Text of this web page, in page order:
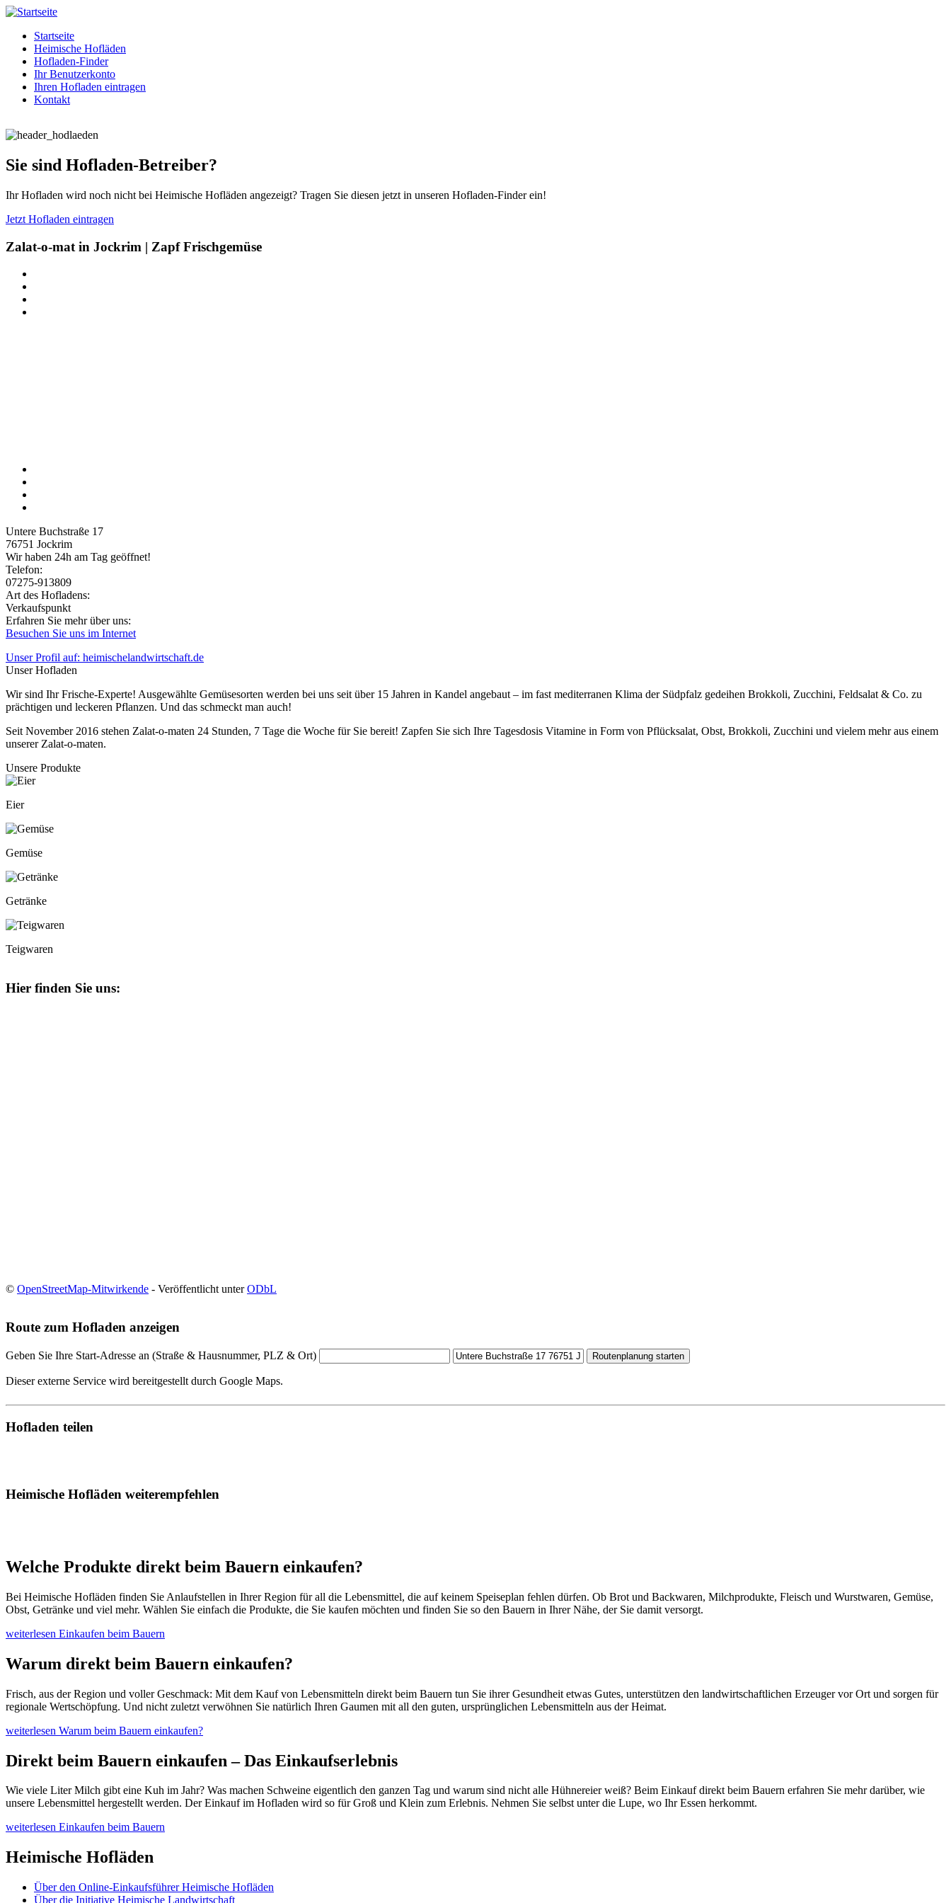
Startseite
Heimische Hofläden
Hofladen-Finder
Ihr Benutzerkonto
Ihren Hofladen eintragen
Kontakt
Sie sind Hofladen-Betreiber?
Ihr Hofladen wird noch nicht bei Heimische Hofläden angezeigt? Tragen Sie diesen jetzt in unseren Hofladen-Finder ein!
Jetzt Hofladen eintragen
Zalat-o-mat in Jockrim | Zapf Frischgemüse
Untere Buchstraße 17
76751 Jockrim
Wir haben 24h am Tag geöffnet!
Telefon:
07275-913809
Art des Hofladens:
Verkaufspunkt
Erfahren Sie mehr über uns:
Besuchen Sie uns im Internet
Unser Profil auf: heimischelandwirtschaft.de
Unser Hofladen
Wir sind Ihr Frische-Experte! Ausgewählte Gemüsesorten werden bei uns seit über 15 Jahren in Kandel angebaut – im fast mediterranen Klima der Südpfalz gedeihen Brokkoli, Zucchini, Feldsalat & Co. zu
prächtigen und leckeren Pflanzen. Und das schmeckt man auch!
Seit November 2016 stehen Zalat-o-maten 24 Stunden, 7 Tage die Woche für Sie bereit! Zapfen Sie sich Ihre Tagesdosis Vitamine in Form von Pflücksalat, Obst, Brokkoli, Zucchini und vielem mehr aus einem
unserer Zalat-o-maten.
Unsere Produkte
Eier
Gemüse
Getränke
Teigwaren
Hier finden Sie uns:
© OpenStreetMap-Mitwirkende - Veröffentlicht unterODbL
Route zum Hofladen anzeigen
Geben Sie Ihre Start-Adresse an (Straße & Hausnummer, PLZ & Ort) Routenplanung starten
Dieser externe Service wird bereitgestellt durch Google Maps.
Hofladen teilen
Heimische Hofläden weiterempfehlen
Welche Produkte direkt beim Bauern einkaufen?
Bei Heimische Hofläden finden Sie Anlaufstellen in Ihrer Region für all die Lebensmittel, die auf keinem Speiseplan fehlen dürfen. Ob Brot und Backwaren, Milchprodukte, Fleisch und Wurstwaren, Gemüse,
Obst, Getränke und viel mehr. Wählen Sie einfach die Produkte, die Sie kaufen möchten und finden Sie so den Bauern in Ihrer Nähe, der Sie damit versorgt.
weiterlesen Einkaufen beim Bauern
Warum direkt beim Bauern einkaufen?
Frisch, aus der Region und voller Geschmack: Mit dem Kauf von Lebensmitteln direkt beim Bauern tun Sie ihrer Gesundheit etwas Gutes, unterstützen den landwirtschaftlichen Erzeuger vor Ort und sorgen für
regionale Wertschöpfung. Und nicht zuletzt verwöhnen Sie natürlich Ihren Gaumen mit all den guten, ursprünglichen Lebensmitteln aus der Heimat.
weiterlesen Warum beim Bauern einkaufen?
Direkt beim Bauern einkaufen – Das Einkaufserlebnis
Wie viele Liter Milch gibt eine Kuh im Jahr? Was machen Schweine eigentlich den ganzen Tag und warum sind nicht alle Hühnereier weiß? Beim Einkauf direkt beim Bauern erfahren Sie mehr darüber, wie
unsere Lebensmittel hergestellt werden. Der Einkauf im Hofladen wird so für Groß und Klein zum Erlebnis. Nehmen Sie selbst unter die Lupe, wo Ihr Essen herkommt.
weiterlesen Einkaufen beim Bauern
Heimische Hofläden
Über den Online-Einkaufsführer Heimische Hofläden
Über die Initiative Heimische Landwirtschaft